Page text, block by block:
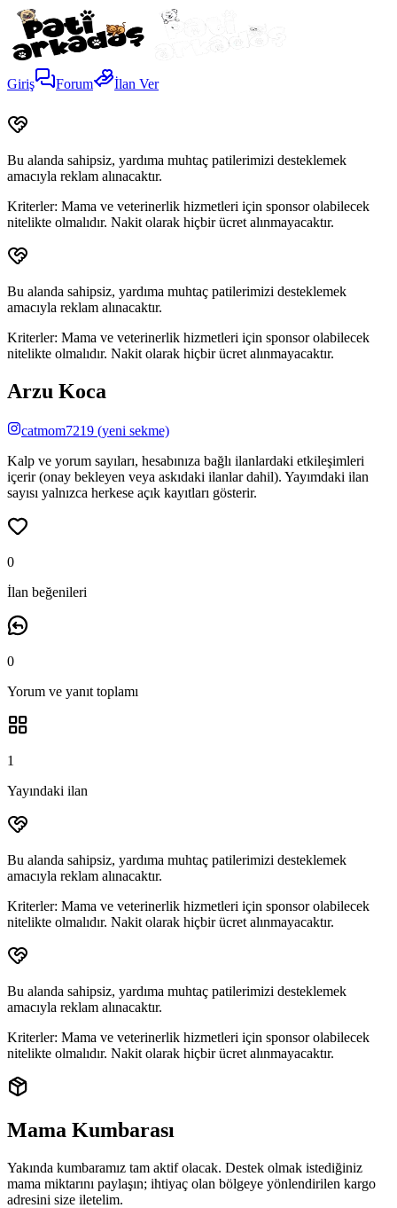
Giriş Forum İlan Ver
Bu alanda sahipsiz, yardıma muhtaç patilerimizi desteklemek
amacıyla reklam alınacaktır.
Kriterler: Mama ve veterinerlik hizmetleri için sponsor olabilecek
nitelikte olmalıdır. Nakit olarak hiçbir ücret alınmayacaktır.
Bu alanda sahipsiz, yardıma muhtaç patilerimizi desteklemek
amacıyla reklam alınacaktır.
Kriterler: Mama ve veterinerlik hizmetleri için sponsor olabilecek
nitelikte olmalıdır. Nakit olarak hiçbir ücret alınmayacaktır.
Arzu Koca
catmom7219 (yeni sekme)
Kalp ve yorum sayıları, hesabınıza bağlı ilanlardaki etkileşimleri
içerir (onay bekleyen veya askıdaki ilanlar dahil). Yayımdaki ilan
sayısı yalnızca herkese açık kayıtları gösterir.
0
İlan beğenileri
0
Yorum ve yanıt toplamı
1
Yayındaki ilan
Bu alanda sahipsiz, yardıma muhtaç patilerimizi desteklemek
amacıyla reklam alınacaktır.
Kriterler: Mama ve veterinerlik hizmetleri için sponsor olabilecek
nitelikte olmalıdır. Nakit olarak hiçbir ücret alınmayacaktır.
Bu alanda sahipsiz, yardıma muhtaç patilerimizi desteklemek
amacıyla reklam alınacaktır.
Kriterler: Mama ve veterinerlik hizmetleri için sponsor olabilecek
nitelikte olmalıdır. Nakit olarak hiçbir ücret alınmayacaktır.
Mama Kumbarası
Yakında kumbaramız tam aktif olacak. Destek olmak istediğiniz
mama miktarını paylaşın; ihtiyaç olan bölgeye yönlendirilen kargo
adresini size iletelim.